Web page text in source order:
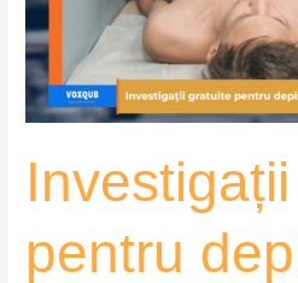
pentru
cardiovasculare
–
VoxQub